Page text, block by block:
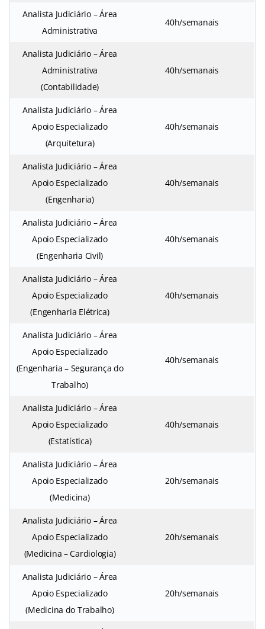
Analista Judiciário – Área
Administrativa
40h/semanais
Analista Judiciário – Área
Administrativa
(Contabilidade)
40h/semanais
Analista Judiciário – Área
Apoio Especializado
(Arquitetura)
40h/semanais
Analista Judiciário – Área
Apoio Especializado
(Engenharia)
40h/semanais
Analista Judiciário – Área
Apoio Especializado
(Engenharia Civil)
40h/semanais
Analista Judiciário – Área
Apoio Especializado
(Engenharia Elétrica)
40h/semanais
Analista Judiciário – Área
Apoio Especializado
(Engenharia – Segurança do
Trabalho)
40h/semanais
Analista Judiciário – Área
Apoio Especializado
(Estatística)
40h/semanais
Analista Judiciário – Área
Apoio Especializado
(Medicina)
20h/semanais
Analista Judiciário – Área
Apoio Especializado
(Medicina – Cardiologia)
20h/semanais
Analista Judiciário – Área
Apoio Especializado
(Medicina do Trabalho)
20h/semanais